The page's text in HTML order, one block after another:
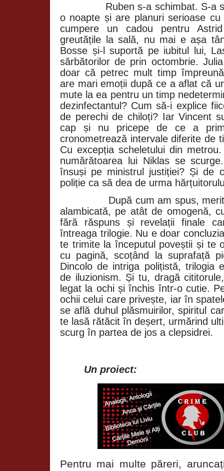
Ruben s-a schimbat. S-a
o noapte și are planuri serioase
cumpere un cadou pentru
greutățile la sală, nu mai e așa
Bosse și-l suportă pe iubitul lui,
sărbătorilor de prin octombrie.
doar că petrec mult timp
are mari emoții după ce a aflat că
mute la ea pentru un timp
dezinfectantul? Cum să-i explice
de perechi de chiloți? Iar Vincent
cap și nu pricepe de ce a
cronometrează intervale diferite de
Cu excepția scheletului din
numărătoarea lui Niklas se
însuși pe ministrul justiției? Și de
poliție ca să dea de urma
După cum am spus,
alambicată, pe atât de omogenă,
fără răspuns și revelații finale
întreaga trilogie. Nu e doar
te trimite la începutul poveștii și te
cu pagină, scoțând la suprafață
Dincolo de intriga polițistă, trilogia
de iluzionism. Și tu, dragă
legat la ochi și închis într-o cutie.
ochii celui care privește, iar în
se află duhul plăsmuirilor, spiritul
te lasă rătăcit în deșert, urmărind
scurg în partea de jos a clepsidrei.
Un proiect:
Pentru mai multe păreri,